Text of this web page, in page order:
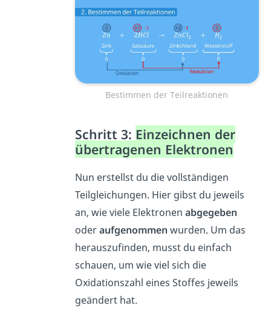
Bestimmen der Teilreaktionen
Schritt 3: Einzeichnen der
übertragenen Elektronen
Nun erstellst du die vollständigen
Teilgleichungen. Hier gibst du jeweils
an, wie viele Elektronen abgegeben
oderaufgenommen wurden. Um das
herauszufinden, musst du einfach
schauen, um wie viel sich die
Oxidationszahl eines Stoffes jeweils
geändert hat.